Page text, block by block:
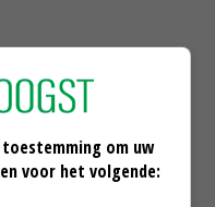
scherpe mestregels
dreigt vanwege
om uw
voor het volgende: